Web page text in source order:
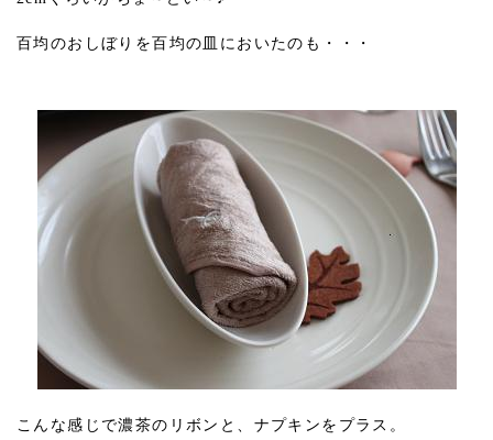
百均のおしぼりを百均の皿においたのも・・・
こんな感じで濃茶のリボンと、ナプキンをプラス。